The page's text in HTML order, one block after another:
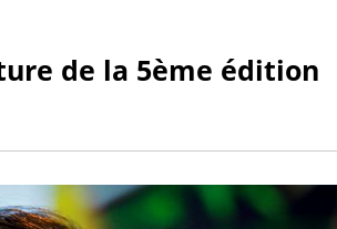
de la 5ème édition